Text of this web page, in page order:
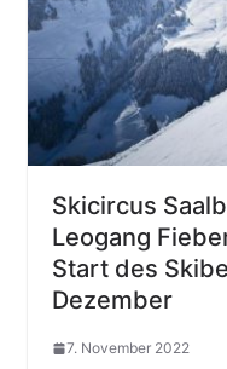
Skicircus
Leogang
Start des
Dezember
7. November 2022